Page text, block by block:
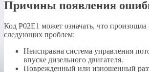
Причины появления
Код P02E1 может означать, что произошла
следующих проблем:
Неисправна система управления
впуске дизельного двигателя.
Поврежденный или изношенный